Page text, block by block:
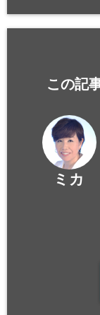
この記
ミカ